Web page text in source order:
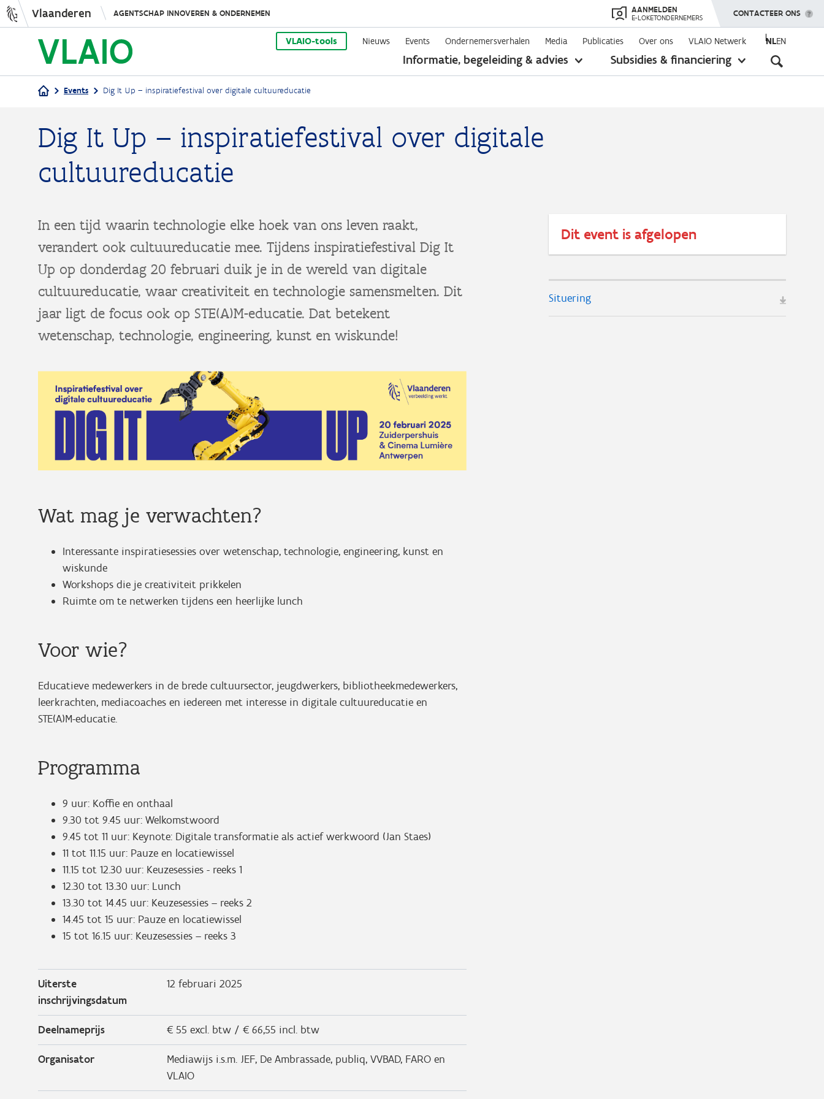
Overslaan
en
naar
de
Vlaanderen AGENTSCHAP INNOVEREN & ONDERNEMEN AANMELDEN
E-LOKETONDERNEMERS TOON MENU
CONTACTEER ONS
VLAIO-tools Nieuws Events Ondernemersverhalen Media Publicaties Over ons VLAIO Netwerk NLEN
Informatie, begeleiding & advies
toon
Subsidies & financiering
toon
Kruimelpad
Events Dig It Up – inspiratiefestival over digitale cultuureducatie
Dig It Up – inspiratiefestival over digitale
cultuureducatie
In een tijd waarin technologie elke hoek van ons leven raakt,
verandert ook cultuureducatie mee. Tijdens inspiratiefestival Dig It
Up op donderdag 20 februari duik je in de wereld van digitale
cultuureducatie, waar creativiteit en technologie samensmelten. Dit
jaar ligt de focus ook op STE(A)M-educatie. Dat betekent
wetenschap, technologie, engineering, kunst en wiskunde!
Wat mag je verwachten?
Interessante inspiratiesessies over wetenschap, technologie, engineering, kunst en
wiskunde
Workshops die je creativiteit prikkelen
Ruimte om te netwerken tijdens een heerlijke lunch
Voor wie?
Educatieve medewerkers in de brede cultuursector, jeugdwerkers, bibliotheekmedewerkers,
leerkrachten, mediacoaches en iedereen met interesse in digitale cultuureducatie en
STE(A)M-educatie.
Programma
9 uur: Koffie en onthaal
9.30 tot 9.45 uur: Welkomstwoord
9.45 tot 11 uur: Keynote: Digitale transformatie als actief werkwoord (Jan Staes)
11 tot 11.15 uur: Pauze en locatiewissel
11.15 tot 12.30 uur: Keuzesessies - reeks 1
12.30 tot 13.30 uur: Lunch
13.30 tot 14.45 uur: Keuzesessies – reeks 2
14.45 tot 15 uur: Pauze en locatiewissel
15 tot 16.15 uur: Keuzesessies – reeks 3
Uiterste
inschrijvingsdatum
12 februari 2025
Deelnameprijs € 55 excl. btw / € 66,55 incl. btw
Organisator
Mediawijs i.s.m. JEF, De Ambrassade, publiq, VVBAD, FARO en
VLAIO
Dit event is afgelopen
Situering